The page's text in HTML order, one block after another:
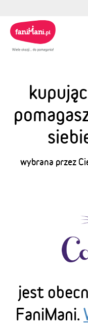
wybrana przez
jest
FaniMani.